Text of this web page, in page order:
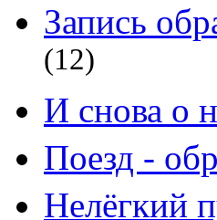
Запись
(12)
И снова о
Поезд -
Нелёгкий